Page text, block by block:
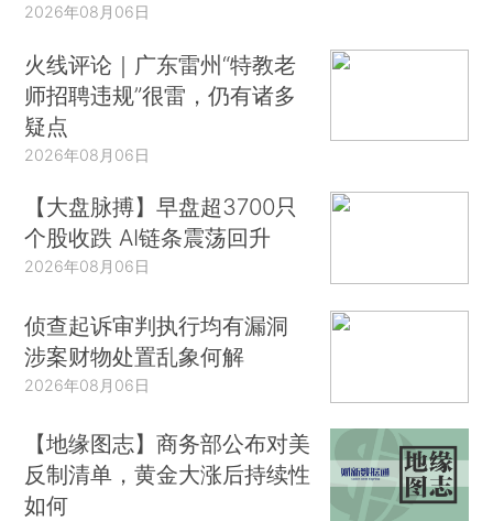
2026年08月06日
火线评论｜广东雷州“特教老
师招聘违规”很雷，仍有诸多
疑点
2026年08月06日
【大盘脉搏】早盘超3700只
个股收跌 AI链条震荡回升
2026年08月06日
侦查起诉审判执行均有漏洞
涉案财物处置乱象何解
2026年08月06日
【地缘图志】商务部公布对美
反制清单，黄金大涨后持续性
如何